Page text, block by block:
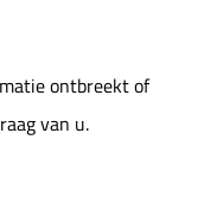
ontbreekt of
van u.